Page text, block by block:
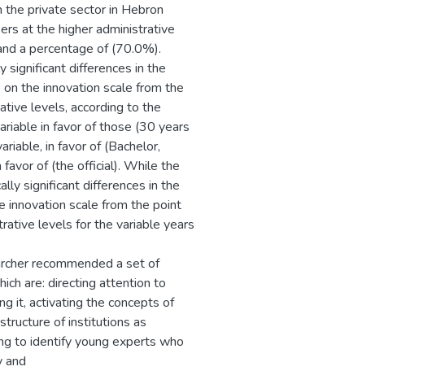
private sector in Hebron
at the higher administrative
a percentage of (70.0%).
differences in the
the innovation scale from the
levels, according to the
in favor of those (30 years
in favor of (Bachelor,
favor of (the official). While the
significant differences in the
innovation scale from the point
levels for the variable years
recommended a set of
are: directing attention to
it, activating the concepts of
of institutions as
to identify young experts who
and